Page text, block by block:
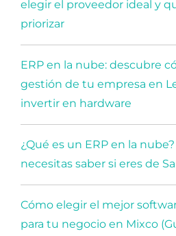
elegir el proveedor ideal y
priorizar
ERP en la nube: descubre
gestión de tu empresa en
invertir en hardware
¿Qué es un ERP en la
necesitas saber si eres de
Cómo elegir el mejor
para tu negocio en Mixco